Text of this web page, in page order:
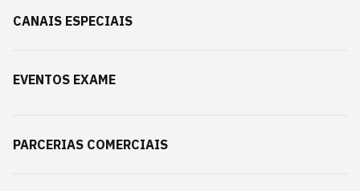
CANAIS ESPECIAIS
EVENTOS EXAME
PARCERIAS COMERCIAIS